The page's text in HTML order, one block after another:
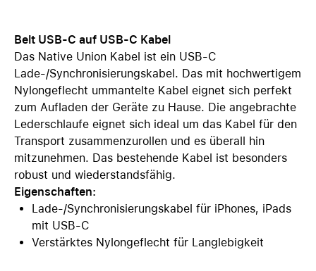
Belt USB-C auf USB-C Kabel
Das Native Union Kabel ist ein USB-C
Lade-/Synchronisierungskabel. Das mit hochwertigem
Nylongeflecht ummantelte Kabel eignet sich perfekt
zum Aufladen der Geräte zu Hause. Die angebrachte
Lederschlaufe eignet sich ideal um das Kabel für den
Transport zusammenzurollen und es überall hin
mitzunehmen. Das bestehende Kabel ist besonders
robust und wiederstandsfähig.
Eigenschaften:
Lade-/Synchronisierungskabel für iPhones, iPads
mit USB-C
Verstärktes Nylongeflecht für Langlebigkeit